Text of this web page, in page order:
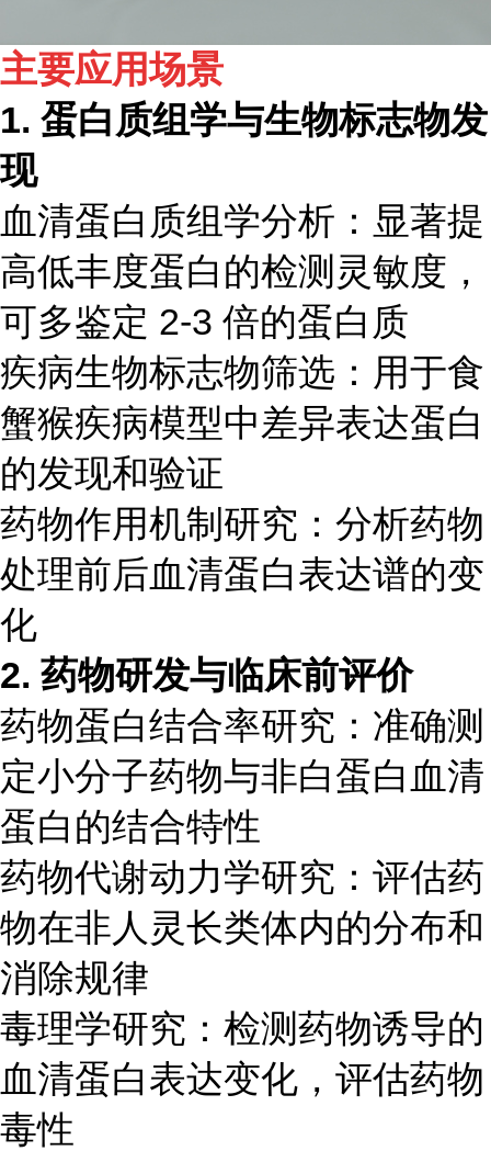
主要应用场景
1. 蛋白质组学与生物标志物发
现
血清蛋白质组学分析：显著提
高低丰度蛋白的检测灵敏度，
可多鉴定 2-3 倍的蛋白质
疾病生物标志物筛选：用于食
蟹猴疾病模型中差异表达蛋白
的发现和验证
药物作用机制研究：分析药物
处理前后血清蛋白表达谱的变
化
2. 药物研发与临床前评价
药物蛋白结合率研究：准确测
定小分子药物与非白蛋白血清
蛋白的结合特性
药物代谢动力学研究：评估药
物在非人灵长类体内的分布和
消除规律
毒理学研究：检测药物诱导的
血清蛋白表达变化，评估药物
毒性